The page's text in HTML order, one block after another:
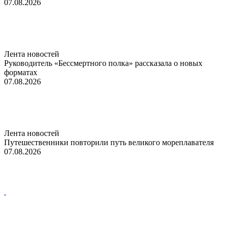
07.08.2026
Лента новостей
Руководитель «Бессмертного полка» рассказала о новых
форматах
07.08.2026
Лента новостей
Путешественники повторили путь великого мореплавателя
07.08.2026